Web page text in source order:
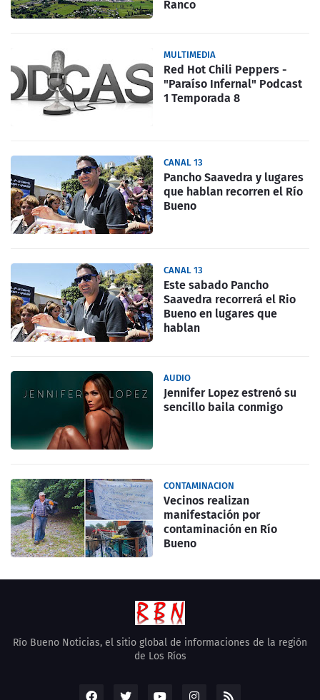
Ranco
MULTIMEDIA
Red Hot Chili Peppers -
"Paraíso Infernal" Podcast
1 Temporada 8
CANAL 13
Pancho Saavedra y lugares
que hablan recorren el Río
Bueno
CANAL 13
Este sabado Pancho
Saavedra recorrerá el Rio
Bueno en lugares que
hablan
AUDIO
Jennifer Lopez estrenó su
sencillo baila conmigo
CONTAMINACION
Vecinos realizan
manifestación por
contaminación en Río
Bueno
Río Bueno Noticias, el sitio global de informaciones de la región
de Los Ríos